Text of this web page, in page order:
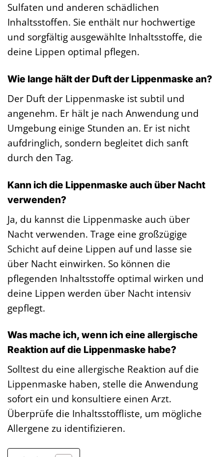
Sulfaten und anderen schädlichen
Inhaltsstoffen. Sie enthält nur hochwertige
und sorgfältig ausgewählte Inhaltsstoffe, die
deine Lippen optimal pflegen.
Wie lange hält der Duft der Lippenmaske an?
Der Duft der Lippenmaske ist subtil und
angenehm. Er hält je nach Anwendung und
Umgebung einige Stunden an. Er ist nicht
aufdringlich, sondern begleitet dich sanft
durch den Tag.
Kann ich die Lippenmaske auch über Nacht
verwenden?
Ja, du kannst die Lippenmaske auch über
Nacht verwenden. Trage eine großzügige
Schicht auf deine Lippen auf und lasse sie
über Nacht einwirken. So können die
pflegenden Inhaltsstoffe optimal wirken und
deine Lippen werden über Nacht intensiv
gepflegt.
Was mache ich, wenn ich eine allergische
Reaktion auf die Lippenmaske habe?
Solltest du eine allergische Reaktion auf die
Lippenmaske haben, stelle die Anwendung
sofort ein und konsultiere einen Arzt.
Überprüfe die Inhaltsstoffliste, um mögliche
Allergene zu identifizieren.